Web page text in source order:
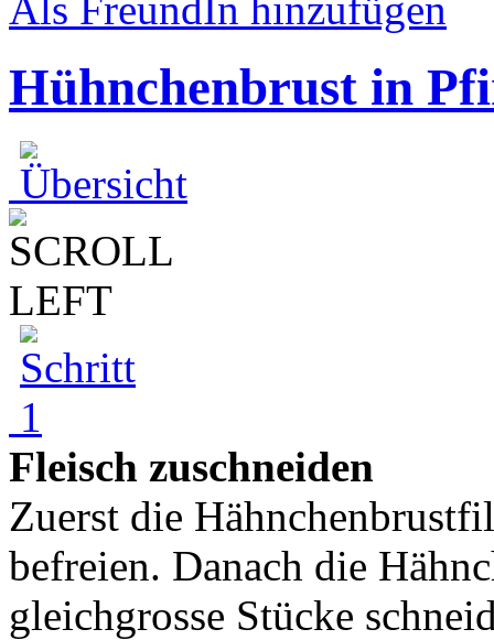
Hühnchenbrust in
Fleisch zuschneiden
Zuerst die
befreien. Danach die
gleichgrosse Stücke